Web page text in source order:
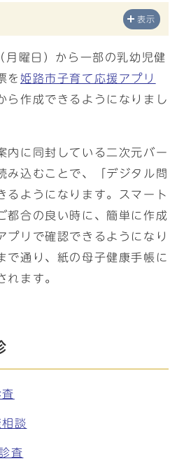
表示
曜日）から一部の乳幼児健
を姫路市子育て応援アプリ
ら作成できるようになりまし
内に同封している二次元バー
み込むことで、「デジタル問
るようになります。スマート
都合の良い時に、簡単に作成
プリで確認できるようになり
で通り、紙の母子健康手帳に
れます。
談
査